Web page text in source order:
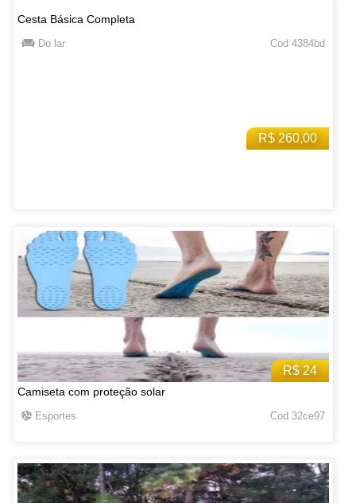
R$ 260,00
Cesta Básica Completa
Do lar Cod 4384bd
R$ 24
Camiseta com proteção solar
Esportes Cod 32ce97